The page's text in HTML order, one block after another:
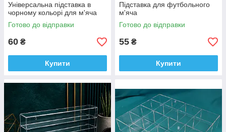
Універсальна підставка в
чорному кольорі для м'яча
Готово до відправки
60 ₴
Купити
Підставка для футбольного
м'яча
Готово до відправки
55 ₴
Купити